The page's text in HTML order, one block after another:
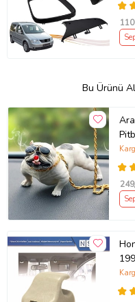
Bu Ürünü
249